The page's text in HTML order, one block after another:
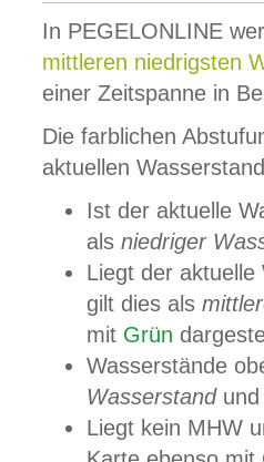
In PEGELONLINE
mittleren niedrigsten
einer Zeitspanne in
Die farblichen
aktuellen
Ist der aktuelle
als niedriger
Liegt der
gilt dies als
mit Grün
Wasserstände
Wasserstandund
Liegt kein MHW